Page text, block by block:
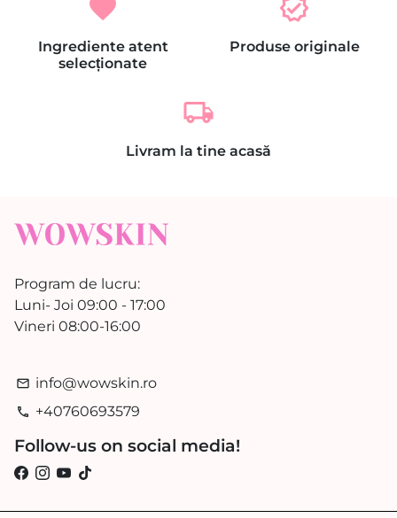
favorite
Ingrediente atent
selecționate
verified
Produse originale
local_shipping
Livram la tine acasă
Program de lucru:
Luni- Joi 09:00 - 17:00
Vineri 08:00-16:00
email info@wowskin.ro
phone +40760693579
Follow-us on social media!